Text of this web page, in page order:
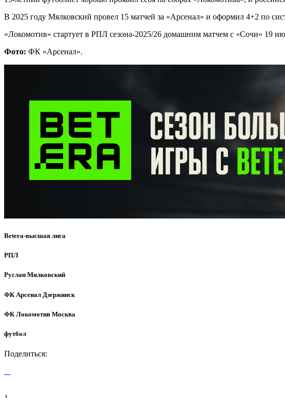
В 2025 году Мялковский провел 15 матчей за «Арсенал» и оформил 4+2 по
«Локомотив» стартует в РПЛ сезона-2025/26 домашним матчем с «Сочи» 19
Фото: ФК «Арсенал».
Betera-высшая лига
РПЛ
Руслан Мялковский
ФК Арсенал Дзержинск
ФК Локомотив Москва
футбол
Поделиться: